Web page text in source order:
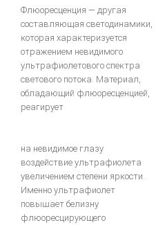
Флюоресценция — другая
составляющая светодинамики,
которая характеризуется
отражением невидимого
ультрафиолетового спектра
светового потока. Материал,
обладающий флюоресценцией,
реагирует
на невидимое глазу
воздействие ультрафиолета
увеличением степени яркости.
Именно ультрафиолет
повышает белизну
флюоресцирующего